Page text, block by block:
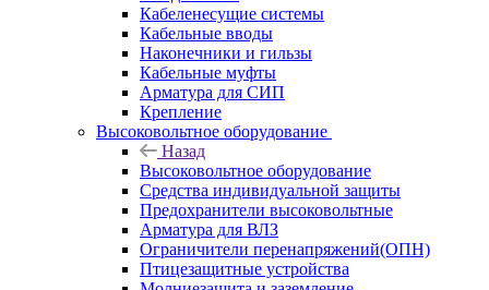
Кабеленесущие системы
Кабельные вводы
Наконечники и гильзы
Кабельные муфты
Арматура для СИП
Крепление
Высоковольтное оборудование
Назад
Высоковольтное оборудование
Средства индивидуальной защиты
Предохранители высоковольтные
Арматура для ВЛЗ
Ограничители перенапряжений(ОПН)
Птицезащитные устройства